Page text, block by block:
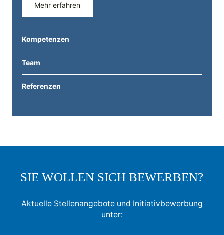
Mehr erfahren
Kompetenzen
Team
Referenzen
SIE WOLLEN SICH BEWERBEN?
Aktuelle Stellenangebote und Initiativbewerbung
unter: